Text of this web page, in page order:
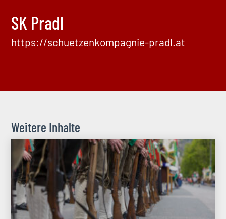
SK Pradl
https://schuetzenkompagnie-pradl.at
Weitere Inhalte